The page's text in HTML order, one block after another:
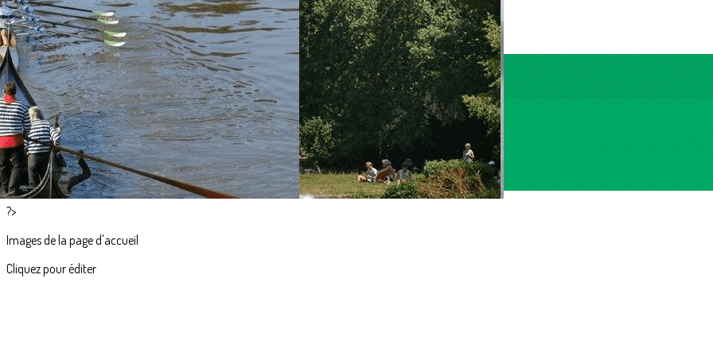
Exporter les lignes sélectionnées
Exporter toutes les colonnes
Exporter uniquement les colonnes affichées
Menu
<
>
Accueil
Actualités
L'aviron en images
?>
Images de la page d'accueil
Cliquez pour éditer